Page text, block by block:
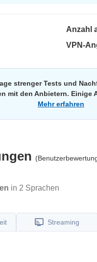
Anzahl
VPN-
strenger Tests und
mit den Anbietern.
Mehr erfahren
in 2 Sprachen
Streaming